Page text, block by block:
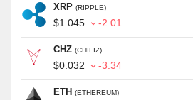
XRP (RIPPLE)
$1.045 -2.01
CHZ (CHILIZ)
$0.032 -3.34
ETH (ETHEREUM)